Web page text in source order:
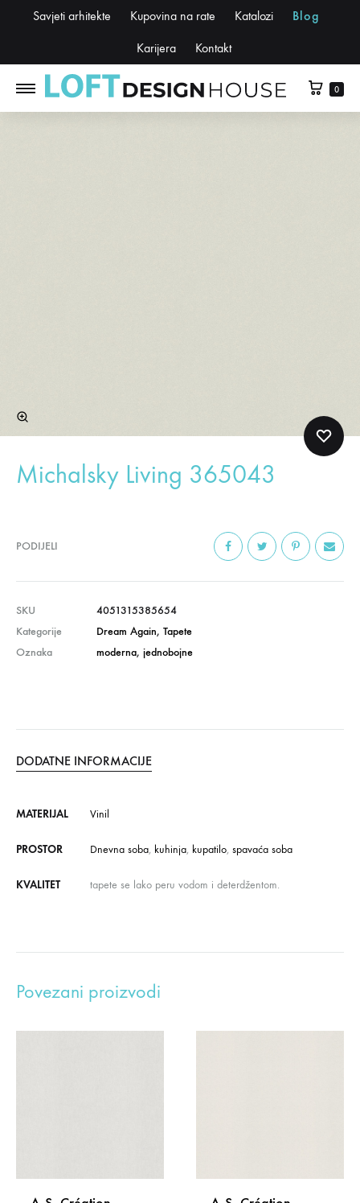
Savjeti arhitekte Kupovina na rate Katalozi Blog
Karijera Kontakt
0
Michalsky Living 365043
PODIJELI
SKU
4051315385654
Kategorije
Dream Again, Tapete
Oznaka
moderna, jednobojne
DODATNE INFORMACIJE
MATERIJAL Vinil
PROSTOR Dnevna soba, kuhinja, kupatilo, spavaća soba
KVALITET tapete se lako peru vodom i deterdžentom.
Povezani proizvodi